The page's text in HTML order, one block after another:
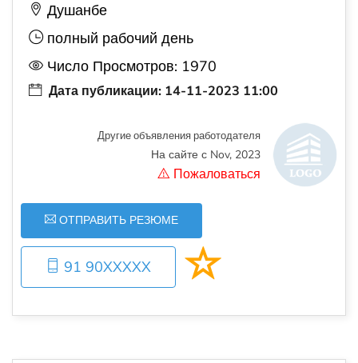
Душанбе
полный рабочий день
Число Просмотров: 1970
Дата публикации: 14-11-2023 11:00
Другие объявления работодателя
На сайте с Nov, 2023
Пожаловаться
ОТПРАВИТЬ РЕЗЮМЕ
91 90XXXXX